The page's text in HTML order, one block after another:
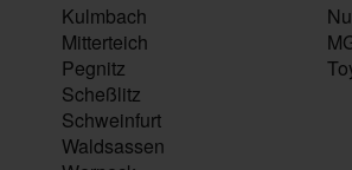
Kulmbach
Mitterteich
Pegnitz
Scheßlitz
Schweinfurt
Waldsassen